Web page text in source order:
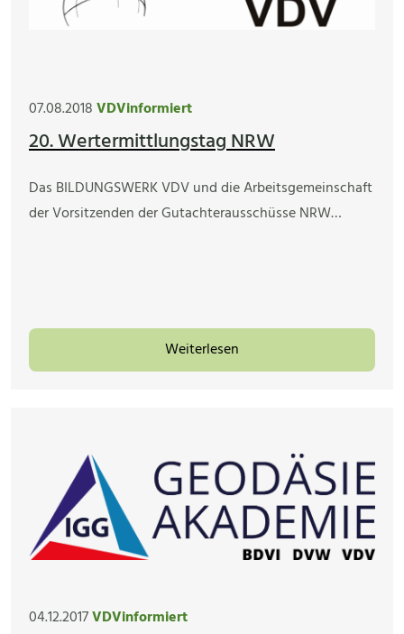
07.08.2018VDVinformiert
20. Wertermittlungstag NRW
Das BILDUNGSWERK VDV und die Arbeitsgemeinschaft
der Vorsitzenden der Gutachterausschüsse NRW…
Weiterlesen
04.12.2017VDVinformiert